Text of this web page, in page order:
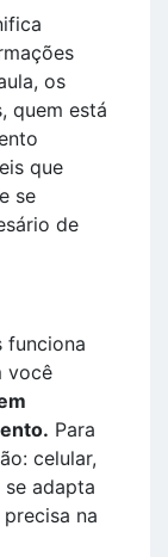
os
quem está
que
se
de
funciona
você
Para
celular,
adapta
na